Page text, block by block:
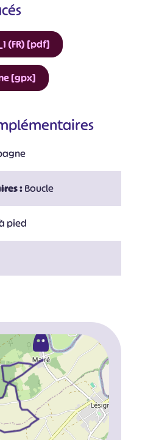
(FR) [pdf]
[gpx]
:Boucle
pied